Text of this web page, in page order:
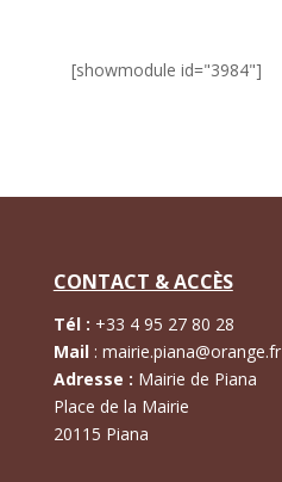
[showmodule id="3984"]
CONTACT & ACCÈS
Tél : +33 4 95 27 80 28
Mail: mairie.piana@orange.fr
Adresse : Mairie de Piana
Place de la Mairie
20115 Piana